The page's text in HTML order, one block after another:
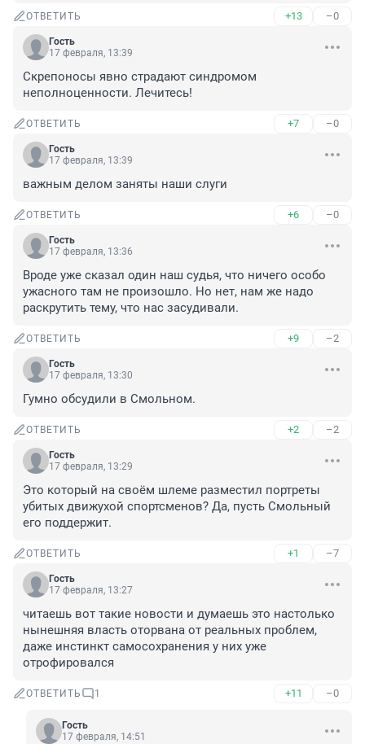
ОТВЕТИТЬ +13 –0
Гость
17 февраля, 13:39
Скрепоносы явно страдают синдромом
неполноценности. Лечитесь!
ОТВЕТИТЬ +7 –0
Гость
17 февраля, 13:39
важным делом заняты наши слуги
ОТВЕТИТЬ +6 –0
Гость
17 февраля, 13:36
Вроде уже сказал один наш судья, что ничего особо
ужасного там не произошло. Но нет, нам же надо
раскрутить тему, что нас засудивали.
ОТВЕТИТЬ +9 –2
Гость
17 февраля, 13:30
Гумно обсудили в Смольном.
ОТВЕТИТЬ +2 –2
Гость
17 февраля, 13:29
Это который на своём шлеме разместил портреты
убитых движухой спортсменов? Да, пусть Смольный
его поддержит.
ОТВЕТИТЬ +1 –7
Гость
17 февраля, 13:27
читаешь вот такие новости и думаешь это настолько
нынешняя власть оторвана от реальных проблем,
даже инстинкт самосохранения у них уже
отрофировался
ОТВЕТИТЬ 1 +11 –0
Гость
17 февраля, 14:51